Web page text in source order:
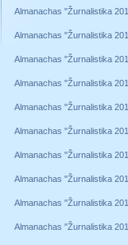
Almanachas "Žurnalistika
Almanachas "Žurnalistika
Almanachas "Žurnalistika
Almanachas "Žurnalistika
Almanachas "Žurnalistika
Almanachas "Žurnalistika
Almanachas "Žurnalistika
Almanachas "Žurnalistika
Almanachas "Žurnalistika
Almanachas "Žurnalistika